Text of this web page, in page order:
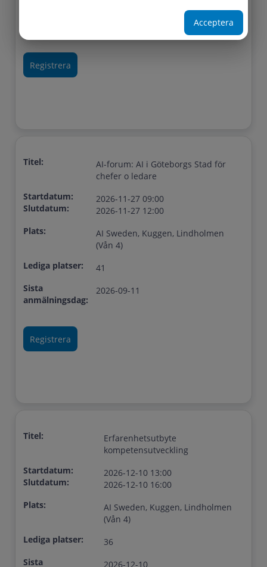
Titel:
AI-forum: AI i Göteborgs Stad för
chefer o ledare
Startdatum:
Slutdatum:
2026-11-27 09:00
2026-11-27 12:00
Plats:
AI Sweden, Kuggen, Lindholmen
(Vån 4)
Lediga platser:
41
Sista
anmälningsdag:
2026-09-11
Titel:
Erfarenhetsutbyte
kompetensutveckling
Startdatum:
Slutdatum:
2026-12-10 13:00
2026-12-10 16:00
Plats:
AI Sweden, Kuggen, Lindholmen
(Vån 4)
Lediga platser:
36
Sista
2026-12-10
Acceptera